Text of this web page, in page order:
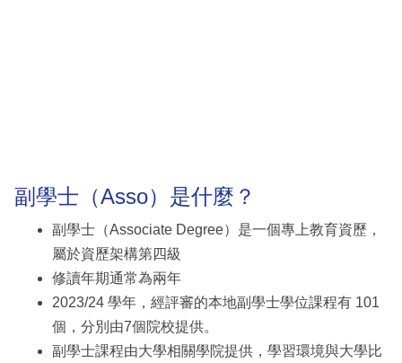
副學士（Asso）是什麼？
副學士（Associate Degree）是一個專上教育資歷，
屬於資歷架構第四級
修讀年期通常為兩年
2023/24 學年，經評審的本地副學士學位課程有 101
個，分別由7個院校提供。
副學士課程由大學相關學院提供，學習環境與大學比